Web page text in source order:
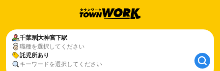
千葉県大神宮下駅
職種を選択してください
託児所あり
キーワードを選択してください